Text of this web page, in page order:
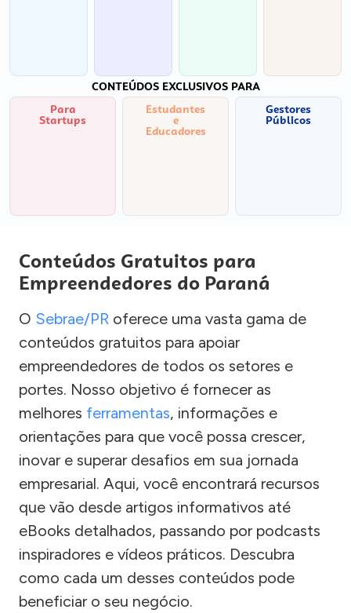
CONTEÚDOS EXCLUSIVOS PARA
Para
Startups
Estudantes
e
Educadores
Gestores
Públicos
Conteúdos Gratuitos para
Empreendedores do Paraná
O Sebrae/PR oferece uma vasta gama de
conteúdos gratuitos para apoiar
empreendedores de todos os setores e
portes. Nosso objetivo é fornecer as
melhores ferramentas, informações e
orientações para que você possa crescer,
inovar e superar desafios em sua jornada
empresarial. Aqui, você encontrará recursos
que vão desde artigos informativos até
eBooks detalhados, passando por podcasts
inspiradores e vídeos práticos. Descubra
como cada um desses conteúdos pode
beneficiar o seu negócio.